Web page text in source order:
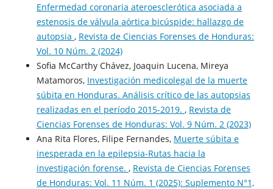
Enfermedad coronaria ateroesclerótica asociada a
estenosis de válvula aórtica bicúspide: hallazgo de
autopsia , Revista de Ciencias Forenses de Honduras:
Vol. 10 Núm. 2 (2024)
Sofia McCarthy Chávez, Joaquin Lucena, Mireya
Matamoros, Investigación medicolegal de la muerte
súbita en Honduras. Análisis crítico de las autopsias
realizadas en el período 2015-2019. , Revista de
Ciencias Forenses de Honduras: Vol. 9 Núm. 2 (2023)
Ana Rita Flores, Filipe Fernandes, Muerte súbita e
inesperada en la epilepsia-Rutas hacia la
investigación forense. , Revista de Ciencias Forenses
de Honduras: Vol. 11 Núm. 1 (2025): Suplemento N°1,